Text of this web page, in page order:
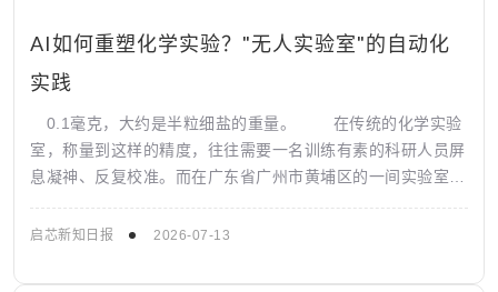
AI如何重塑化学实验？"无人实验室"的自动化
实践
0.1毫克，大约是半粒细盐的重量。 在传统的化学实验
室，称量到这样的精度，往往需要一名训练有素的科研人员屏
息凝神、反复校准。而在广东省广州市黄埔区的一间实验室
启芯新知日报 2026-07-13